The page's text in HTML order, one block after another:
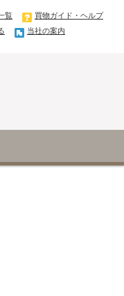
覧
買物ガイド・ヘルプ
当社の案内